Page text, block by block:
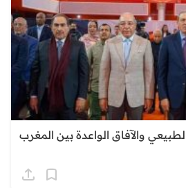
والآفاق الواعدة بين المغرب